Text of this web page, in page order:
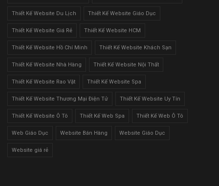
Thiết Kế Website Du Lịch Thiết Kế Website Giáo Dục
Thiết Kế Website Giá Rẻ Thiết Kế Website HCM
Thiết Kế Website Hồ Chí Minh Thiết Kế Website Khách Sạn
Thiết Kế Website Nhà Hàng Thiết Kế Website Nội Thất
Thiết Kế Website Rao Vặt Thiết Kế Website Spa
Thiết Kế Website Thương Mại Điện Tử Thiết Kế Website Uy Tín
Thiết Kế Website Ô Tô Thiết Kế Web Spa Thiết Kế Web Ô Tô
Web Giáo Dục Website Bán Hàng Website Giáo Dục
Website giá rẻ